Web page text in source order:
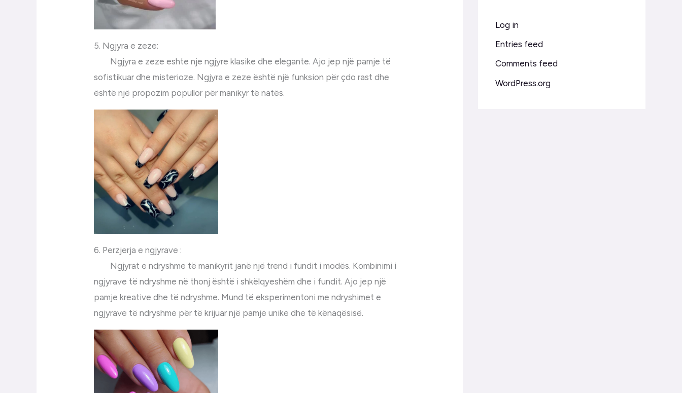
5. Ngjyra e zeze:
Ngjyra e zeze eshte nje ngjyre klasike dhe elegante. Ajo jep një pamje të
sofistikuar dhe misterioze. Ngjyra e zeze është një funksion për çdo rast dhe
është një propozim popullor për manikyr të natës.
6. Perzjerja e ngjyrave :
Ngjyrat e ndryshme të manikyrit janë një trend i fundit i modës. Kombinimi i
ngjyrave të ndryshme në thonj është i shkëlqyeshëm dhe i fundit. Ajo jep një
pamje kreative dhe të ndryshme. Mund të eksperimentoni me ndryshimet e
ngjyrave të ndryshme për të krijuar një pamje unike dhe të kënaqësisë.
Log in
Entries feed
Comments feed
WordPress.org